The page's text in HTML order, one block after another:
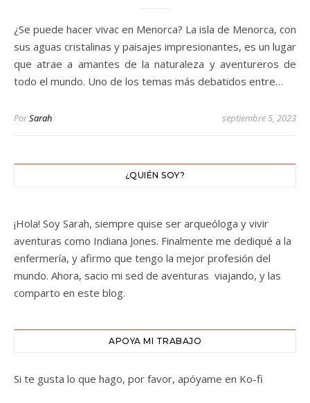
¿Se puede hacer vivac en Menorca? La isla de Menorca, con
sus aguas cristalinas y paisajes impresionantes, es un lugar
que atrae a amantes de la naturaleza y aventureros de
todo el mundo. Uno de los temas más debatidos entre…
PorSarah septiembre 5, 2023
¿QUIÉN SOY?
¡Hola! Soy Sarah, siempre quise ser arqueóloga y vivir
aventuras como Indiana Jones. Finalmente me dediqué a la
enfermería, y afirmo que tengo la mejor profesión del
mundo. Ahora, sacio mi sed de aventuras viajando, y las
comparto en este blog.
APOYA MI TRABAJO
Si te gusta lo que hago, por favor, apóyame en Ko-fi